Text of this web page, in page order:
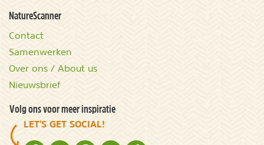
NatureScanner
Contact
Samenwerken
Over ons / About us
Nieuwsbrief
Volg ons voor meer inspiratie
LET'S GET SOCIAL!